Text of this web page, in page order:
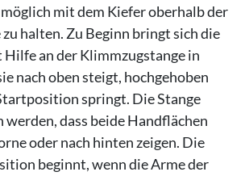
mit dem Kiefer oberhalb der
halten. Zu Beginn bringt sich die
an der Klimmzugstange in
nach oben steigt, hochgehoben
springt. Die Stange
werden, dass beide Handflächen
oder nach hinten zeigen. Die
beginnt, wenn die Arme der